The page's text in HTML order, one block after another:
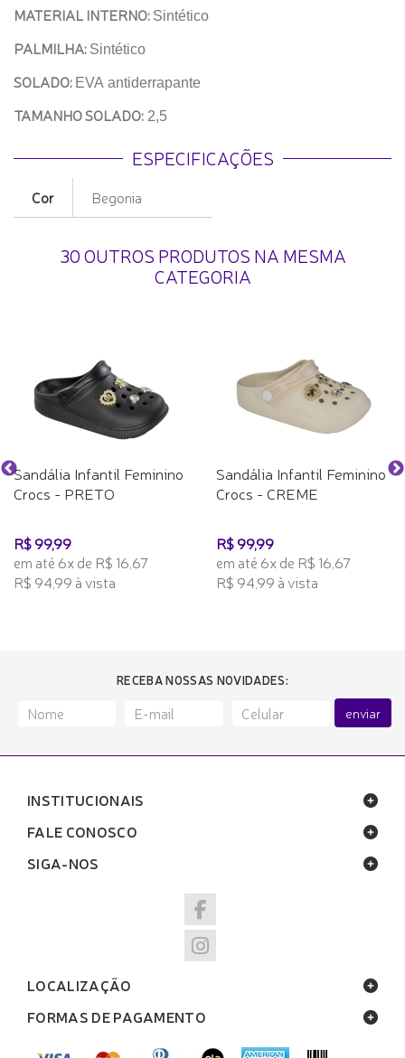
MATERIAL INTERNO: Sintético
PALMILHA: Sintético
SOLADO: EVA antiderrapante
TAMANHO SOLADO: 2,5
ESPECIFICAÇÕES
Cor Begonia
30 OUTROS PRODUTOS NA MESMA
CATEGORIA
Sandália Infantil Feminino
Crocs - PRETO
R$ 99,99
em até 6x de R$ 16,67
R$ 94,99 à vista
Sandália Infantil Feminino
Crocs - CREME
R$ 99,99
em até 6x de R$ 16,67
R$ 94,99 à vista
RECEBA NOSSAS NOVIDADES:
enviar
INSTITUCIONAIS
FALE CONOSCO
SIGA-NOS
LOCALIZAÇÃO
FORMAS DE PAGAMENTO